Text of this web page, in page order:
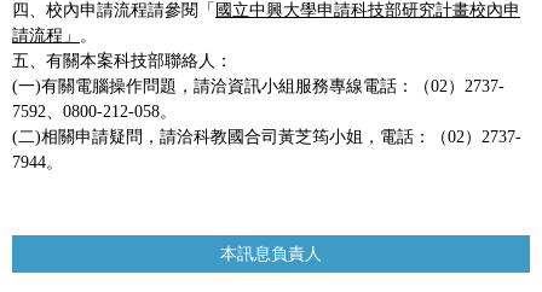
四、校內申請流程請參閱 「 國立中興大學申請科技部研究計畫校內申
請流程」 。
五、有關本案科技部聯絡人：
(一)有關電腦操作問題，請洽資訊小組服務專線電話：（02）2737-
7592、0800-212-058。
(二)相關申請疑問，請洽科教國合司黃芝筠小姐，電話：（02）2737-
7944。
本訊息負責人